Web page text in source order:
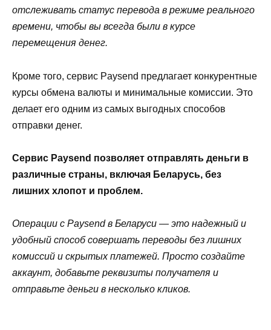
отслеживать статус перевода в режиме реального
времени, чтобы вы всегда были в курсе
перемещения денег.
Кроме того, сервис Paysend предлагает конкурентные
курсы обмена валюты и минимальные комиссии. Это
делает его одним из самых выгодных способов
отправки денег.
Сервис Paysend позволяет отправлять деньги в
различные страны, включая Беларусь, без
лишних хлопот и проблем.
Операции с Paysend в Беларуси — это надежный и
удобный способ совершать переводы без лишних
комиссий и скрытых платежей. Просто создайте
аккаунт, добавьте реквизиты получателя и
отправьте деньги в несколько кликов.